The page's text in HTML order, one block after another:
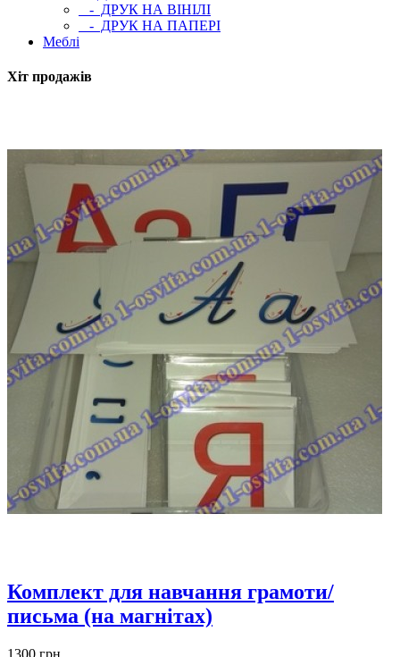
- ДРУК НА ВІНІЛІ
- ДРУК НА ПАПЕРІ
Меблі
Хіт продажів
Комплект для навчання грамоти/
письма (на магнітах)
1300 грн